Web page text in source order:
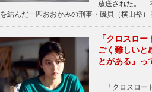
放送された。
を結んだ一匹おおかみの刑事・磯貝（横山裕
「クロスロ
ごく難しいと
とがある』っ
「クロスロー